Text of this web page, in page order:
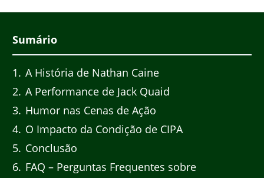
Sumário
1
A História de Nathan Caine
2 A Performance de Jack Quaid
3 Humor nas Cenas de Ação
4 O Impacto da Condição de CIPA
5 Conclusão
6 FAQ – Perguntas Frequentes sobre